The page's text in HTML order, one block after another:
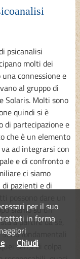
psicanalisi
molti dei
connessione e
al gruppo di
Solaris. Molti sono
quindi si è
di partecipazione e
che è un elemento
ad integrarsi con
e di confronto e
ci siamo
pazienti e di
siamo su un
a partire da sé,
fondamentali
sensi di colpa
per il suo
in forma
Chiudi